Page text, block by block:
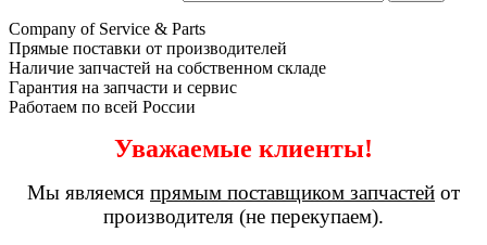
Company of Service & Parts
Прямые поставки от производителей
Наличие запчастей на собственном складе
Гарантия на запчасти и сервис
Работаем по всей России
Уважаемые клиенты!
Мы являемся прямым поставщиком запчастей от
производителя (не перекупаем).